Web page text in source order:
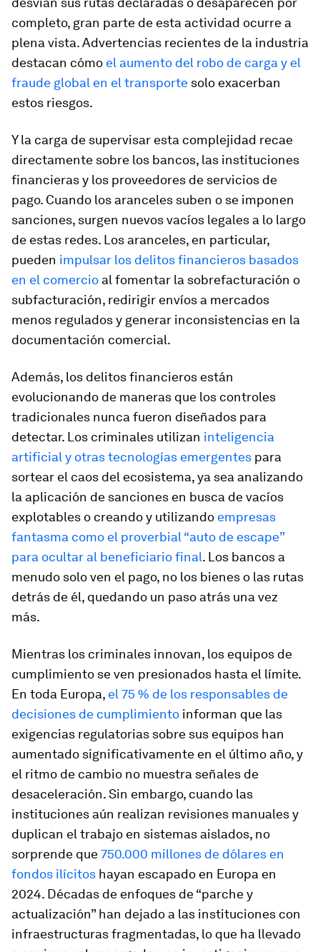
completo, gran parte de esta actividad ocurre a
plena vista. Advertencias recientes de la industria
destacan cómo el aumento del robo de carga y el
fraude global en el transporte solo exacerban
estos riesgos.
Y la carga de supervisar esta complejidad recae
directamente sobre los bancos, las instituciones
financieras y los proveedores de servicios de
pago. Cuando los aranceles suben o se imponen
sanciones, surgen nuevos vacíos legales a lo largo
de estas redes. Los aranceles, en particular,
pueden impulsar los delitos financieros basados
en el comercio al fomentar la sobrefacturación o
subfacturación, redirigir envíos a mercados
menos regulados y generar inconsistencias en la
documentación comercial.
Además, los delitos financieros están
evolucionando de maneras que los controles
tradicionales nunca fueron diseñados para
detectar. Los criminales utilizan inteligencia
artificial y otras tecnologías emergentes para
sortear el caos del ecosistema, ya sea analizando
la aplicación de sanciones en busca de vacíos
explotables o creando y utilizando empresas
fantasma como el proverbial “auto de escape”
para ocultar al beneficiario final. Los bancos a
menudo solo ven el pago, no los bienes o las rutas
detrás de él, quedando un paso atrás una vez
más.
Mientras los criminales innovan, los equipos de
cumplimiento se ven presionados hasta el límite.
En toda Europa, el 75 % de los responsables de
decisiones de cumplimiento informan que las
exigencias regulatorias sobre sus equipos han
aumentado significativamente en el último año, y
el ritmo de cambio no muestra señales de
desaceleración. Sin embargo, cuando las
instituciones aún realizan revisiones manuales y
duplican el trabajo en sistemas aislados, no
sorprende que750.000 millones de dólares en
fondos ilícitos hayan escapado en Europa en
2024. Décadas de enfoques de “parche y
actualización” han dejado a las instituciones con
infraestructuras fragmentadas, lo que ha llevado